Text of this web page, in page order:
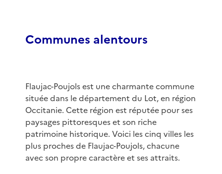
Communes alentours
Flaujac-Poujols est une charmante commune
située dans le département du Lot, en région
Occitanie. Cette région est réputée pour ses
paysages pittoresques et son riche
patrimoine historique. Voici les cinq villes les
plus proches de Flaujac-Poujols, chacune
avec son propre caractère et ses attraits.